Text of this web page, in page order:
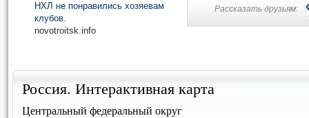
НХЛ не понравились хозяевам
клубов.
novotroitsk.info
Рассказать друзьям:
Россия. Интерактивная карта
Центральный федеральный округ